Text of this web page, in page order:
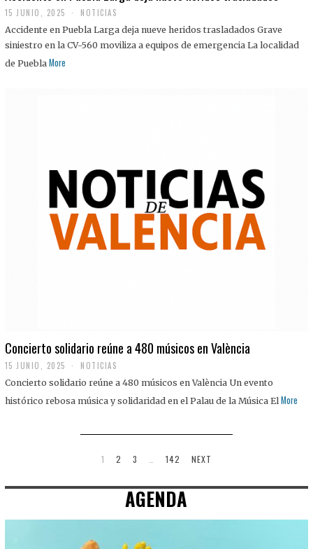
15 JUNIO, 2025 NOTICIAS
Accidente en Puebla Larga deja nueve heridos trasladados Grave
siniestro en la CV-560 moviliza a equipos de emergencia La localidad
de Puebla More
Concierto solidario reúne a 480 músicos en València
15 JUNIO, 2025 NOTICIAS
Concierto solidario reúne a 480 músicos en València Un evento
histórico rebosa música y solidaridad en el Palau de la Música El More
1 2 3 142 NEXT
AGENDA